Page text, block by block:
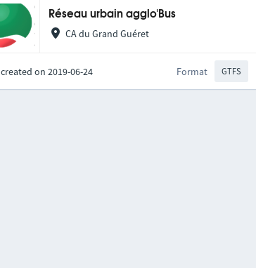
Réseau urbain agglo'Bus
CA du Grand Guéret
created on 2019-06-24 Format GTFS